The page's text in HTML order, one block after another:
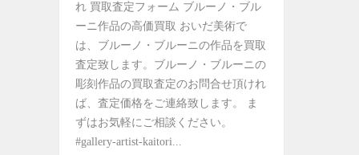
れ 買取査定フォーム ブルーノ・ブル
ーニ作品の高価買取 おいだ美術で
は、ブルーノ・ブルーニの作品を買取
査定致します。ブルーノ・ブルーニの
彫刻作品の買取査定のお問合せ頂けれ
ば、査定価格をご連絡致します。 ま
ずはお気軽にご相談ください。
#gallery-artist-kaitori...